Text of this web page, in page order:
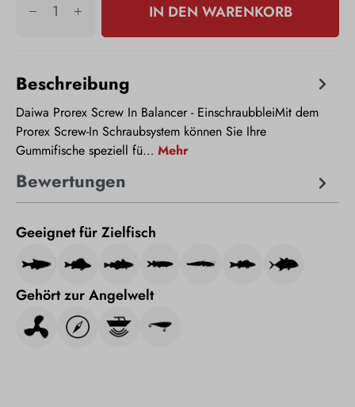
IN DEN WARENKORB
Beschreibung
Daiwa Prorex Screw In Balancer - EinschraubbleiMit dem
Prorex Screw-In Schraubsystem können Sie Ihre
Gummifische speziell fü… Mehr
Bewertungen
Geeignet für Zielfisch
Gehört zur Angelwelt